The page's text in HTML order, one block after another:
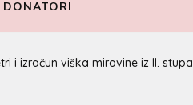
DONATORI
i izračun viška mirovine iz II. stupa